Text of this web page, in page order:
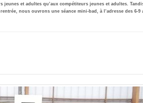
et adultes qu’aux compétiteurs jeunes et adultes.
nous ouvrons une séance mini-bad, à l’adresse des 6-9